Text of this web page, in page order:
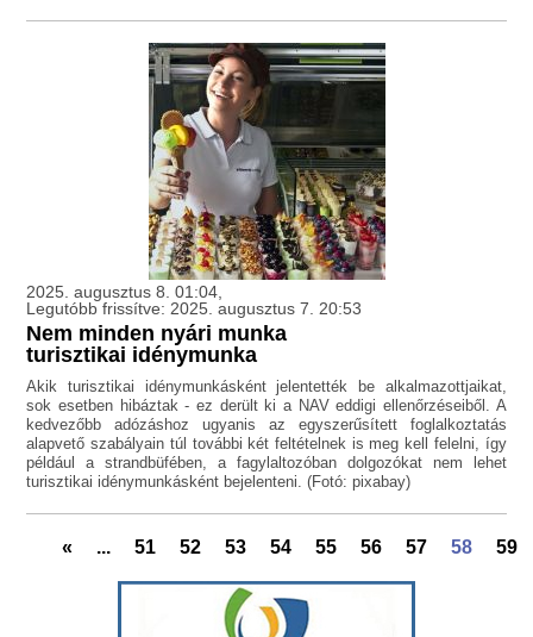
2025. augusztus 8. 01:04,
Legutóbb frissítve: 2025. augusztus 7. 20:53
Nem minden nyári munka
turisztikai idénymunka
Akik turisztikai idénymunkásként jelentették be alkalmazottjaikat,
sok esetben hibáztak - ez derült ki a NAV eddigi ellenőrzéseiből. A
kedvezőbb adózáshoz ugyanis az egyszerűsített foglalkoztatás
alapvető szabályain túl további két feltételnek is meg kell felelni, így
például a strandbüfében, a fagylaltozóban dolgozókat nem lehet
turisztikai idénymunkásként bejelenteni. (Fotó: pixabay)
« ... 51 52 53 54 55 56 57 58 59